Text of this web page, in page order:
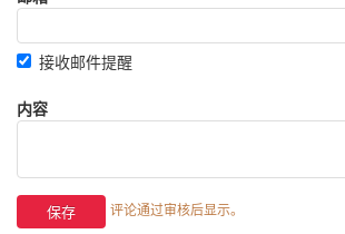
接收邮件提醒
内容
评论通过审核后显示。